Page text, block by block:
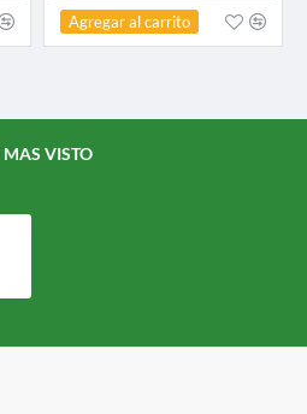
Agregar al carrito
MAS VISTO